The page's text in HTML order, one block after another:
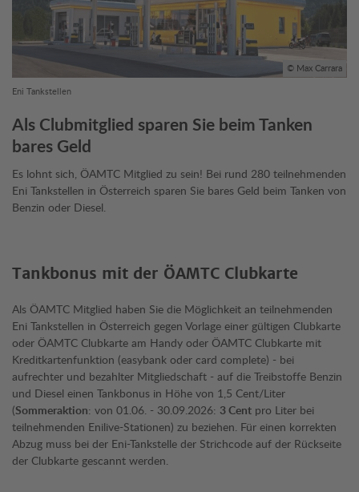
© Max Carrara
Eni Tankstellen
Als Clubmitglied sparen Sie beim Tanken
bares Geld
Es lohnt sich, ÖAMTC Mitglied zu sein! Bei rund 280 teilnehmenden
Eni Tankstellen in Österreich sparen Sie bares Geld beim Tanken von
Benzin oder Diesel.
Tankbonus mit der ÖAMTC Clubkarte
Als ÖAMTC Mitglied haben Sie die Möglichkeit an teilnehmenden
Eni Tankstellen in Österreich gegen Vorlage einer gültigen Clubkarte
oder ÖAMTC Clubkarte am Handy oder ÖAMTC Clubkarte mit
Kreditkartenfunktion (easybank oder card complete) - bei
aufrechter und bezahlter Mitgliedschaft - auf die Treibstoffe Benzin
und Diesel einen Tankbonus in Höhe von 1,5 Cent/Liter
(Sommeraktion: von 01.06. - 30.09.2026: 3 Cent pro Liter bei
teilnehmenden Enilive-Stationen) zu beziehen. Für einen korrekten
Abzug muss bei der Eni-Tankstelle der Strichcode auf der Rückseite
der Clubkarte gescannt werden.